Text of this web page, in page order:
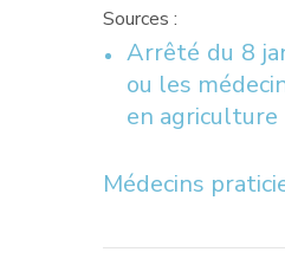
Sources :
Arrêté du 8
ou les
en agriculture
Médecins